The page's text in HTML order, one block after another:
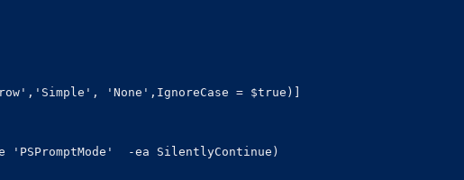
'None',IgnoreCase = $true)]
'PSPromptMode'  -ea SilentlyContinue)